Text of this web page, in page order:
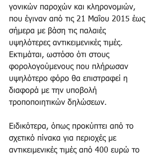
γονικών παροχών και κληρονομιών,
που έγιναν από τις 21 Μαΐου 2015 έως
σήμερα με βάση τις παλαιές
υψηλότερες αντικειμενικές τιμές.
Εκτιμάται, ωστόσο ότι στους
φορολογούμενους που πλήρωσαν
υψηλότερο φόρο θα επιστραφεί η
διαφορά με την υποβολή
τροποποιητικών δηλώσεων.
Ειδικότερα, όπως προκύπτει από το
σχετικό πίνακα για περιοχές με
αντικειμενικές τιμές από 400 ευρώ το